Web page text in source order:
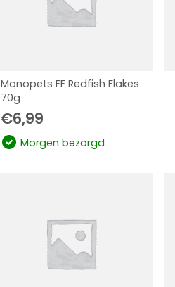
Monopets FF Redfish Flakes
70g
€6,99
Morgen bezorgd